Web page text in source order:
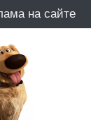
на сайте